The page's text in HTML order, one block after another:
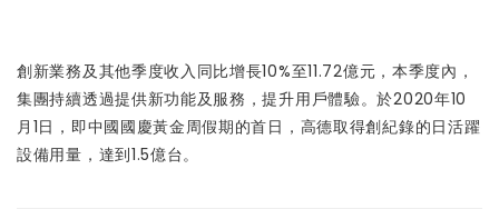
創新業務及其他季度收入同比增長10%至11.72億元，本季度內，
集團持續透過提供新功能及服務，提升用戶體驗。於2020年10
月1日，即中國國慶黃金周假期的首日，高德取得創紀錄的日活躍
設備用量，達到1.5億台。